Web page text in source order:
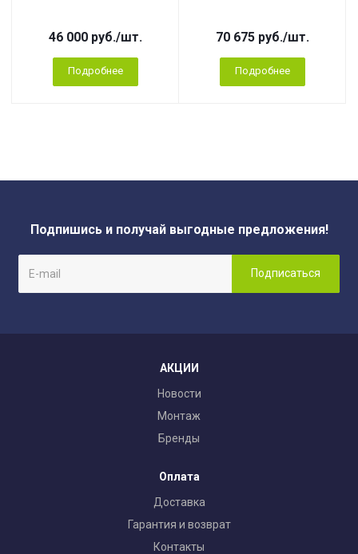
46 000 руб./шт.
Подробнее
70 675 руб./шт.
Подробнее
Подпишись и получай выгодные предложения!
АКЦИИ
Новости
Монтаж
Бренды
Оплата
Доставка
Гарантия и возврат
Контакты